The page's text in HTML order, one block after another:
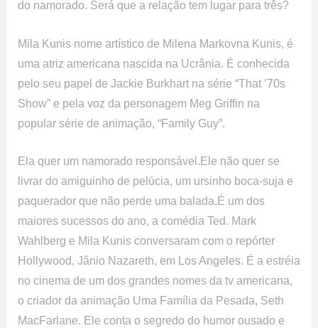
do namorado. Será que a relação tem lugar para três?
Mila Kunis nome artístico de Milena Markovna Kunis, é
uma atriz americana nascida na Ucrânia. É conhecida
pelo seu papel de Jackie Burkhart na série “That ’70s
Show” e pela voz da personagem Meg Griffin na
popular série de animação, “Family Guy”.
Ela quer um namorado responsável.Ele não quer se
livrar do amiguinho de pelúcia, um ursinho boca-suja e
paquerador que não perde uma balada.É um dos
maiores sucessos do ano, a comédia Ted. Mark
Wahlberg e Mila Kunis conversaram com o repórter
Hollywood, Jânio Nazareth, em Los Angeles. É a estréia
no cinema de um dos grandes nomes da tv americana,
o criador da animação Uma Família da Pesada, Seth
MacFarlane. Ele conta o segredo do humor ousado e